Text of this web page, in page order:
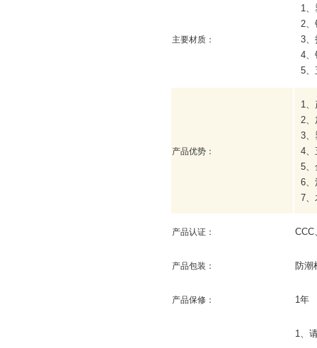
主要材质：
1
2
3、
4
5
产品优势：
1
2
3
4
5
6
7
产品认证： CCC
产品包装： 防潮
产品保修： 1年
1、